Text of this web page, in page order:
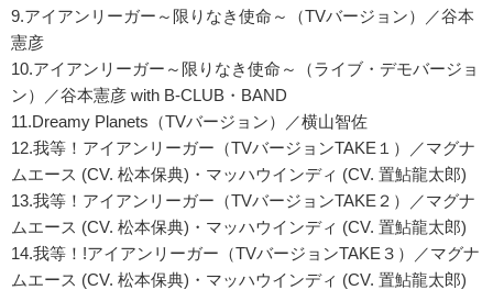
9.アイアンリーガー～限りなき使命～（TVバージョン）／谷本
憲彦
10.アイアンリーガー～限りなき使命～（ライブ・デモバージョ
ン）／谷本憲彦 with B-CLUB・BAND
11.Dreamy Planets（TVバージョン）／横山智佐
12.我等！アイアンリーガー（TVバージョンTAKE１）／マグナ
ムエース (CV. 松本保典)・マッハウインディ (CV. 置鮎龍太郎)
13.我等！アイアンリーガー（TVバージョンTAKE２）／マグナ
ムエース (CV. 松本保典)・マッハウインディ (CV. 置鮎龍太郎)
14.我等！!アイアンリーガー（TVバージョンTAKE３）／マグナ
ムエース (CV. 松本保典)・マッハウインディ (CV. 置鮎龍太郎)